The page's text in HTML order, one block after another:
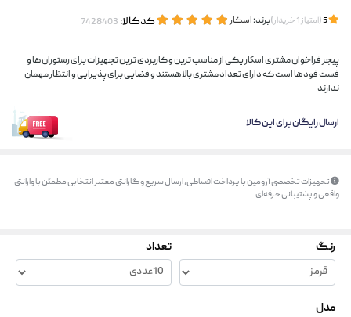
(امتیاز1خریدار)برند:اسکار کدکالا:
پیجر فراخوان مشتری اسكار یکی از مناسب ترین و کاربردی ترین تجهیزات برای رستوران ها و
فست فود ها است که دارای تعداد مشتری بالا هستند و فضایی برای پذیرایی و انتظار مهمان
ندارند
ارسال رایگان برای این کالا
تجهیزات تخصصی آرومین با پرداخت اقساطی، ارسال سریع و گارانتی معتبر انتخابی مطمئن با وارانتی
واقعی و پشتیبانی حرفه‌ای
رنگ تعداد
مدل